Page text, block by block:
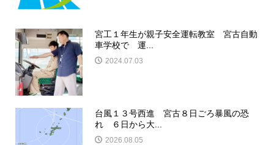
宮工１年生が親子安全運転教室 宮古自動
車学校で 運...
2024.07.03
台風１３号西進 宮古８日ごろ暴風の恐
れ ６日から大...
2026.08.05